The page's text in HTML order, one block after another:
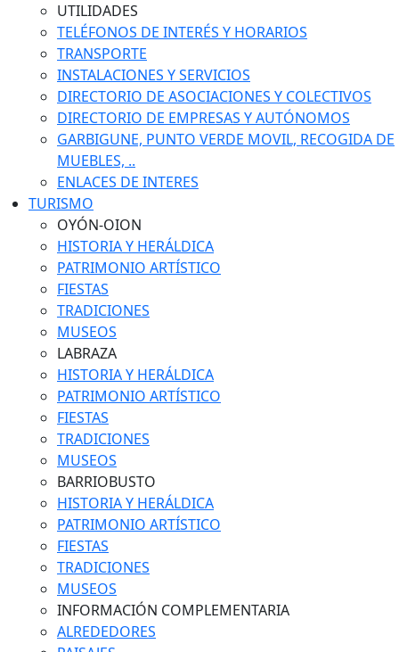
UTILIDADES
TELÉFONOS DE INTERÉS Y HORARIOS
TRANSPORTE
INSTALACIONES Y SERVICIOS
DIRECTORIO DE ASOCIACIONES Y COLECTIVOS
DIRECTORIO DE EMPRESAS Y AUTÓNOMOS
GARBIGUNE, PUNTO VERDE MOVIL, RECOGIDA DE
MUEBLES, ..
ENLACES DE INTERES
TURISMO
OYÓN-OION
HISTORIA Y HERÁLDICA
PATRIMONIO ARTÍSTICO
FIESTAS
TRADICIONES
MUSEOS
LABRAZA
HISTORIA Y HERÁLDICA
PATRIMONIO ARTÍSTICO
FIESTAS
TRADICIONES
MUSEOS
BARRIOBUSTO
HISTORIA Y HERÁLDICA
PATRIMONIO ARTÍSTICO
FIESTAS
TRADICIONES
MUSEOS
INFORMACIÓN COMPLEMENTARIA
ALREDEDORES